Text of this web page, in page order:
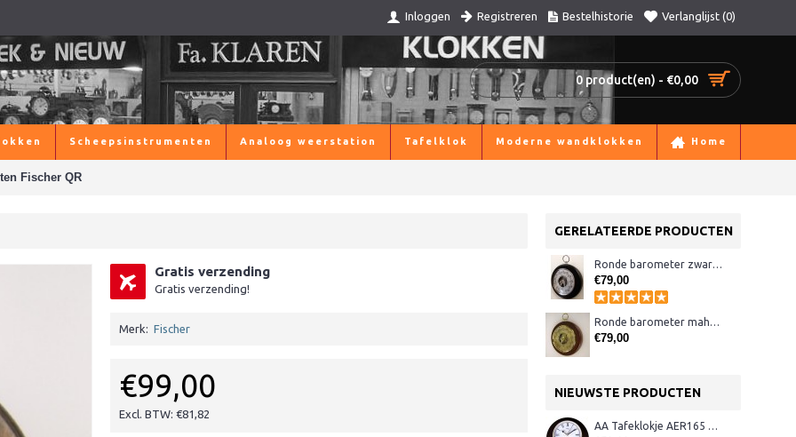
Inloggen Registreren Bestelhistorie Verlanglijst (0)
0 product(en) - €0,00
Scheepsinstrumenten Analoog weerstation Tafelklok Moderne wandklokken Home
Fischer QR
GERELATEERDE PRODUCTEN
Ronde barometer zwart / chroom Fischer 1366
€79,00
Ronde barometer mahonie/messing
€79,00
NIEUWSTE PRODUCTEN
AA Tafeklokje AER165 noten
Gratis verzending
Gratis verzending!
Merk: Fischer
€99,00
Excl. BTW: €81,82